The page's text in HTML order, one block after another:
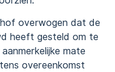
overwogen dat de
heeft gesteld om te
mate
overeenkomst